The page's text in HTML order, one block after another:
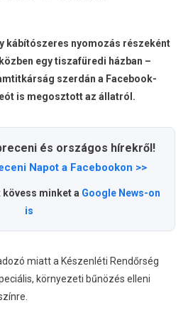
kábítószeres nyomozás részeként
egy tiszafüredi házban –
szerdán a Facebook-
is megosztott az állatról.
és országos hírekről!
Napot a Facebookon >>
minket a Google News-on
is
miatt a Készenléti Rendőrség
környezeti bűnözés elleni